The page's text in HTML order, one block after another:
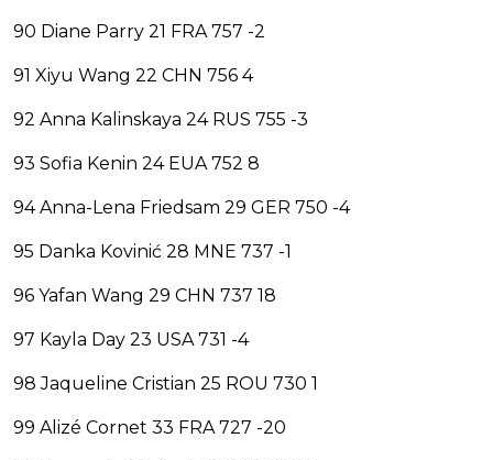
90 Diane Parry 21 FRA 757 -2
91 Xiyu Wang 22 CHN 756 4
92 Anna Kalinskaya 24 RUS 755 -3
93 Sofia Kenin 24 EUA 752 8
94 Anna-Lena Friedsam 29 GER 750 -4
95 Danka Kovinić 28 MNE 737 -1
96 Yafan Wang 29 CHN 737 18
97 Kayla Day 23 USA 731 -4
98 Jaqueline Cristian 25 ROU 730 1
99 Alizé Cornet 33 FRA 727 -20